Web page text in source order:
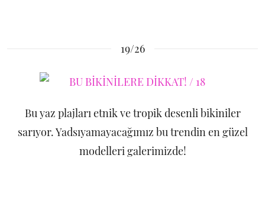
19/26
Bu yaz plajları etnik ve tropik desenli bikiniler
sarıyor. Yadsıyamayacağımız bu trendin en güzel
modelleri galerimizde!